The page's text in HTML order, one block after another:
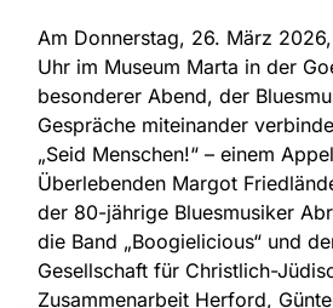
Am Donnerstag, 26. März
Uhr im Museum Marta in der
besonderer Abend, der
Gespräche miteinander
„Seid Menschen!“ – einem
Überlebenden Margot
der 80-jährige Bluesmusiker
die Band „Boogielicious“ und
Gesellschaft für Christlich-
Zusammenarbeit Herford,